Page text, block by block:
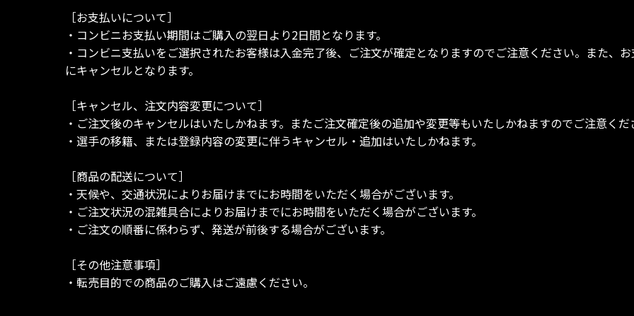
［お支払いについて］
・コンビニお支払い期間はご購入の翌日より2日間となります。
・コンビニ支払いをご選択されたお客様は入金完了後、ご注文が確定となりますのでご注意ください。また、
にキャンセルとなります。
［キャンセル、注文内容変更について］
・ご注文後のキャンセルはいたしかねます。またご注文確定後の追加や変更等もいたしかねますのでご注意くだ
・選手の移籍、または登録内容の変更に伴うキャンセル・追加はいたしかねます。
［商品の配送について］
・天候や、交通状況によりお届けまでにお時間をいただく場合がございます。
・ご注文状況の混雑具合によりお届けまでにお時間をいただく場合がございます。
・ご注文の順番に係わらず、発送が前後する場合がございます。
［その他注意事項］
・転売目的での商品のご購入はご遠慮ください。